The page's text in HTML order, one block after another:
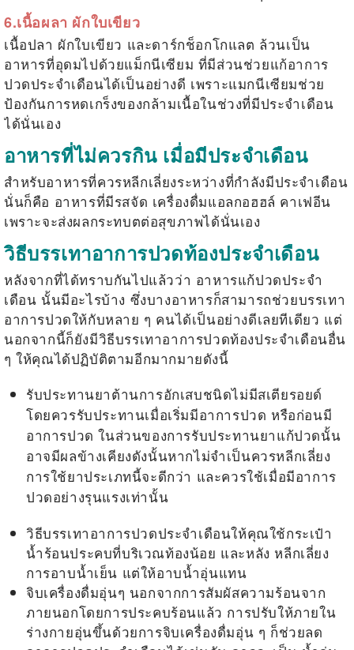
6.เนื้อผลา ผักใบเขียว
เนื้อปลา ผักใบเขียว และดาร์กช็อกโกแลต ล้วนเป็น
อาหารที่อุดมไปด้วยแม็กนีเซียม ที่มีส่วนช่วยแก้อาการ
ปวดประจำเดือนได้เป็นอย่างดี เพราะแมกนีเซียมช่วย
ป้องกันการหดเกร็งของกล้ามเนื้อในช่วงที่มีประจำเดือน
ได้นั่นเอง
อาหารที่ไม่ควรกิน เมื่อมีประจำเดือน
สำหรับอาหารที่ควรหลีกเลี่ยงระหว่างที่กำลังมีประจำเดือน
นั่นก็คือ อาหารที่มีรสจัด เครื่องดื่มแอลกอฮฮล์ คาเฟอีน
เพราะจะส่งผลกระทบตต่อสุขภาพได้นั่นเอง
วิธีบรรเทาอาการปวดท้องประจำเดือน
หลังจากที่ได้ทราบกันไปแล้วว่า อาหารแก้ปวดประจำ
เดือน นั้นมีอะไรบ้าง ซึ่งบางอาหารก็สามารถช่วยบรรเทา
อาการปวดให้กับหลาย ๆ คนได้เป็นอย่างดีเลยทีเดียว แต่
นอกจากนี้ก็ยังมีวิธีบรรเทาอาการปวดท้องประจำเดือนอื่น
ๆ ให้คุณได้ปฏิบัติตามอีกมากมายดังนี้
รับประทานยาต้านการอักเสบชนิดไม่มีสเตียรอยด์
โดยควรรับประทานเมื่อเริ่มมีอาการปวด หรือก่อนมี
อาการปวด ในส่วนของการรับประทานยาแก้ปวดนั้น
อาจมีผลข้างเคียงดังนั้นหากไม่จำเป็นควรหลีกเลี่ยง
การใช้ยาประเภทนี้จะดีกว่า และควรใช้เมื่อมีอาการ
ปวดอย่างรุนแรงเท่านั้น
วิธีบรรเทาอาการปวดประจำเดือนให้คุณใช้กระเป๋า
น้ำร้อนประคบที่บริเวณท้องน้อย และหลัง หลีกเลี่ยง
การอาบน้ำเย็น แต่ให้อาบน้ำอุ่นแทน
จิบเครื่องดื่มอุ่นๆ นอกจากการสัมผัสความร้อนจาก
ภายนอกโดยการประคบร้อนแล้ว การปรับให้ภายใน
ร่างกายอุ่นขึ้นด้วยการจิบเครื่องดื่มอุ่น ๆ ก็ช่วยลด